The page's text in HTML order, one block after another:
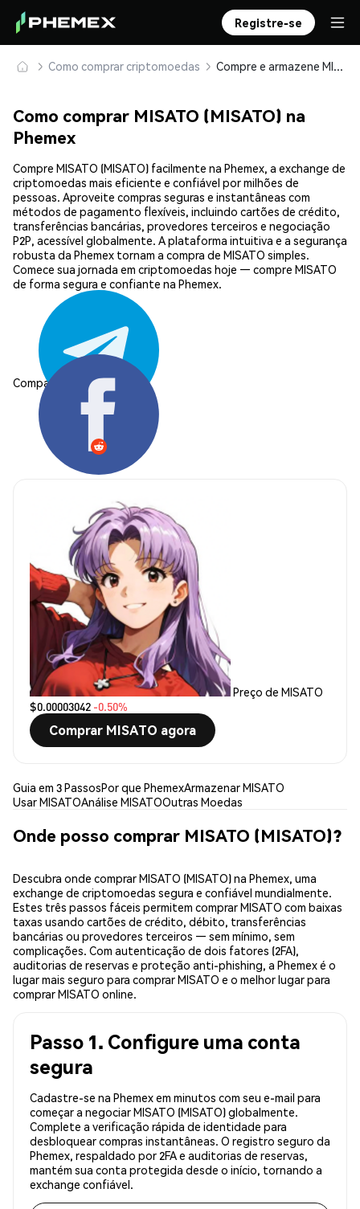
Registre-se
Como comprar criptomoedas Compre e armazene MISATO (MISATO) com segurança
Como comprar MISATO (MISATO) na
Phemex
Compre MISATO (MISATO) facilmente na Phemex, a exchange de
criptomoedas mais eficiente e confiável por milhões de
pessoas. Aproveite compras seguras e instantâneas com
métodos de pagamento flexíveis, incluindo cartões de crédito,
transferências bancárias, provedores terceiros e negociação
P2P, acessível globalmente. A plataforma intuitiva e a segurança
robusta da Phemex tornam a compra de MISATO simples.
Comece sua jornada em criptomoedas hoje — compre MISATO
de forma segura e confiante na Phemex.
Compartilhar:
Preço de MISATO
$0.00003042 -0.50%
Comprar MISATO agora
Guia em 3 PassosPor que PhemexArmazenar MISATO
Usar MISATOAnálise MISATOOutras Moedas
Onde posso comprar MISATO (MISATO)?
Descubra onde comprar MISATO (MISATO) na Phemex, uma
exchange de criptomoedas segura e confiável mundialmente.
Estes três passos fáceis permitem comprar MISATO com baixas
taxas usando cartões de crédito, débito, transferências
bancárias ou provedores terceiros — sem mínimo, sem
complicações. Com autenticação de dois fatores (2FA),
auditorias de reservas e proteção anti-phishing, a Phemex é o
lugar mais seguro para comprar MISATO e o melhor lugar para
comprar MISATO online.
Passo 1. Configure uma conta
segura
Cadastre-se na Phemex em minutos com seu e-mail para
começar a negociar MISATO (MISATO) globalmente.
Complete a verificação rápida de identidade para
desbloquear compras instantâneas. O registro seguro da
Phemex, respaldado por 2FA e auditorias de reservas,
mantém sua conta protegida desde o início, tornando a
exchange confiável.